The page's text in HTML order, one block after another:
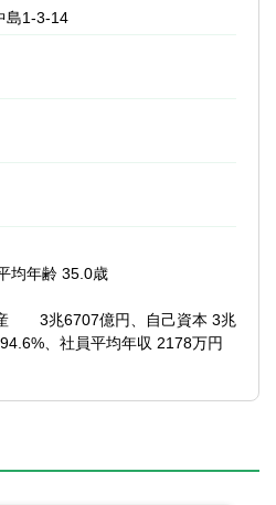
島1-3-14
均年齢 35.0歳
3兆6707億円、自己資本 3兆
、社員平均年収 2178万円